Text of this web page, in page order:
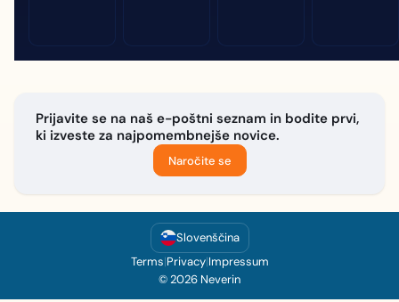
Prijavite se na naš e-poštni seznam in bodite prvi,
ki izveste za najpomembnejše novice.
Naročite se
Slovenščina
Terms|Privacy|Impressum
© 2026 Neverin